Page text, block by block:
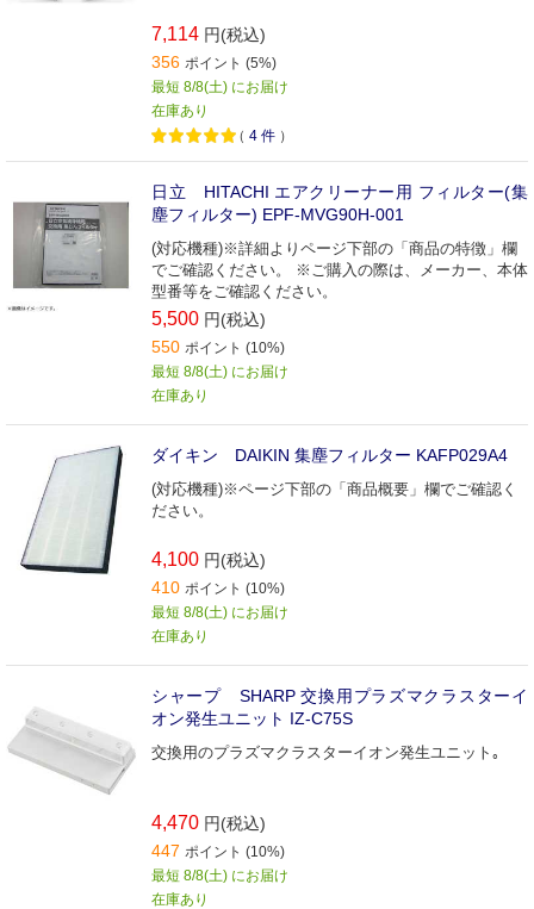
7,114 円(税込)
356 ポイント (5%)
最短 8/8(土) にお届け
在庫あり
（ 4 件 ）
日立 HITACHI エアクリーナー用 フィルター(集
塵フィルター) EPF-MVG90H-001
(対応機種)※詳細よりページ下部の「商品の特徴」欄
でご確認ください。 ※ご購入の際は、メーカー、本体
型番等をご確認ください。
5,500 円(税込)
550 ポイント (10%)
最短 8/8(土) にお届け
在庫あり
ダイキン DAIKIN 集塵フィルター KAFP029A4
(対応機種)※ページ下部の「商品概要」欄でご確認く
ださい。
4,100 円(税込)
410 ポイント (10%)
最短 8/8(土) にお届け
在庫あり
シャープ SHARP 交換用プラズマクラスターイ
オン発生ユニット IZ-C75S
交換用のプラズマクラスターイオン発生ユニット｡
4,470 円(税込)
447 ポイント (10%)
最短 8/8(土) にお届け
在庫あり